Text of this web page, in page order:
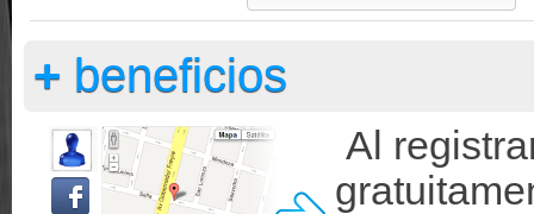
+ beneficios
Al